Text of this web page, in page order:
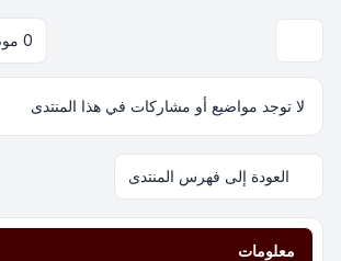
0 موضوع • صفحة
لا توجد مواضيع أو مشاركات في هذا المنتدى
العودة إلى فهرس المنتدى
معلومات